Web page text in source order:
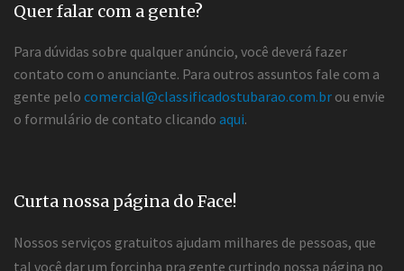
Quer falar com a gente?
Para dúvidas sobre qualquer anúncio, você deverá fazer
contato com o anunciante. Para outros assuntos fale com a
gente pelo comercial@classificadostubarao.com.br ou envie
o formulário de contato clicando aqui.
Curta nossa página do Face!
Nossos serviços gratuitos ajudam milhares de pessoas, que
tal você dar um forcinha pra gente curtindo nossa página no